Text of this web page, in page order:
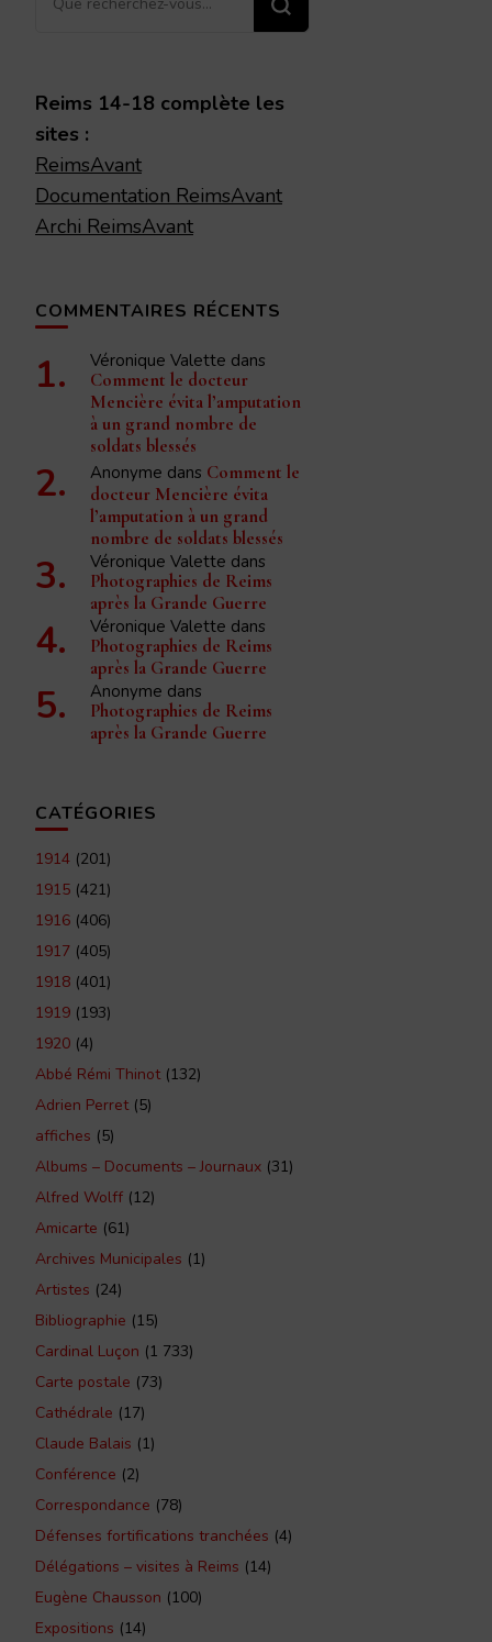
Reims 14-18 complète les
sites :
ReimsAvant
Documentation ReimsAvant
Archi ReimsAvant
COMMENTAIRES RÉCENTS
Véronique Valette dans
Comment le docteur
Mencière évita l’amputation
à un grand nombre de
soldats blessés
Anonyme dans Comment le
docteur Mencière évita
l’amputation à un grand
nombre de soldats blessés
Véronique Valette dans
Photographies de Reims
après la Grande Guerre
Véronique Valette dans
Photographies de Reims
après la Grande Guerre
Anonyme dans
Photographies de Reims
après la Grande Guerre
CATÉGORIES
1914 (201)
1915 (421)
1916 (406)
1917 (405)
1918 (401)
1919 (193)
1920 (4)
Abbé Rémi Thinot(132)
Adrien Perret(5)
affiches (5)
Albums – Documents – Journaux (31)
Alfred Wolff (12)
Amicarte (61)
Archives Municipales (1)
Artistes (24)
Bibliographie (15)
Cardinal Luçon (1 733)
Carte postale (73)
Cathédrale (17)
Claude Balais (1)
Conférence (2)
Correspondance (78)
Défenses fortifications tranchées (4)
Délégations – visites à Reims (14)
Eugène Chausson (100)
Expositions (14)